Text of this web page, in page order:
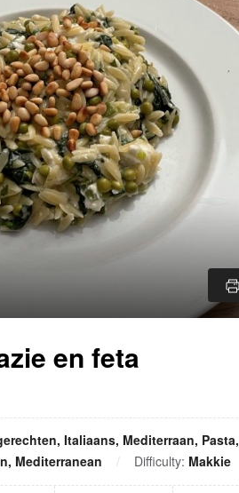
en feta
Italiaans, Mediterraan, Pasta,
Mediterranean Difficulty: Makkie